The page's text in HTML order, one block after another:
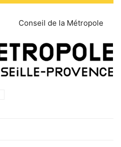
Conseil de la Métropole